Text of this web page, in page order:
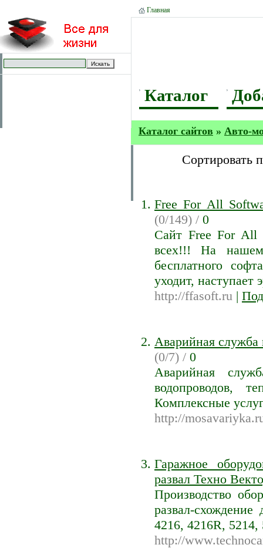
Главная
Каталог
Каталог сайтов » Авто-
Сортировать
Free For All
(0/149) / 0
Сайт Free For All
всех!!! На
бесплатного
уходит, наступает
http://ffasoft.ru |
Аварийная служба
(0/7) / 0
Аварийная
водопроводов,
Комплексные
http://
Гаражное
развал Техно
Производство
развал-
4216, 4216R,
http://